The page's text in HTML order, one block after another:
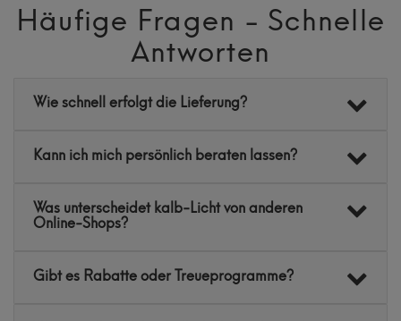
Häufige Fragen - Schnelle
Antworten
Wie schnell erfolgt die Lieferung?
Kann ich mich persönlich beraten lassen?
Was unterscheidet kalb-Licht von anderen
Online-Shops?
Gibt es Rabatte oder Treueprogramme?